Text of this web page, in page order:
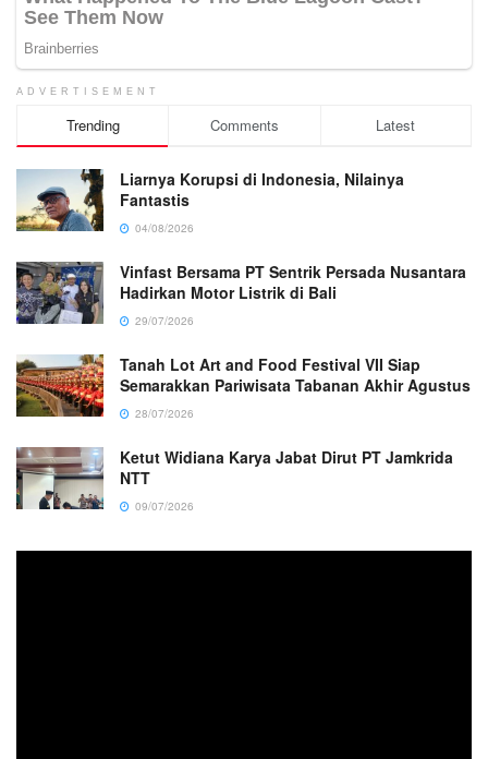
ADVERTISEMENT
Trending Comments Latest
Liarnya Korupsi di Indonesia, Nilainya
Fantastis
04/08/2026
Vinfast Bersama PT Sentrik Persada Nusantara
Hadirkan Motor Listrik di Bali
29/07/2026
Tanah Lot Art and Food Festival VII Siap
Semarakkan Pariwisata Tabanan Akhir Agustus
28/07/2026
Ketut Widiana Karya Jabat Dirut PT Jamkrida
NTT
09/07/2026